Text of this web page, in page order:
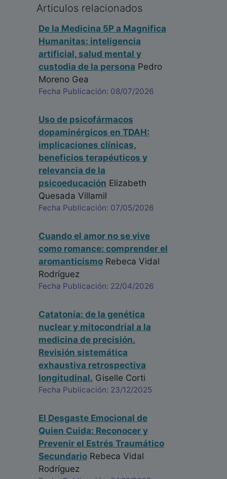
Articulos relacionados
De la Medicina 5P a Magnifica
Humanitas: inteligencia
artificial, salud mental y
custodia de la persona Pedro
Moreno Gea
Fecha Publicación: 08/07/2026
Uso de psicofármacos
dopaminérgicos en TDAH:
implicaciones clínicas,
beneficios terapéuticos y
relevancia de la
psicoeducación Elizabeth
Quesada Villamil
Fecha Publicación: 07/05/2026
Cuando el amor no se vive
como romance: comprender el
aromanticismo Rebeca Vidal
Rodríguez
Fecha Publicación: 22/04/2026
Catatonía: de la genética
nuclear y mitocondrial a la
medicina de precisión.
Revisión sistemática
exhaustiva retrospectiva
longitudinal. Giselle Corti
Fecha Publicación: 23/12/2025
El Desgaste Emocional de
Quien Cuida: Reconocer y
Prevenir el Estrés Traumático
Secundario Rebeca Vidal
Rodríguez